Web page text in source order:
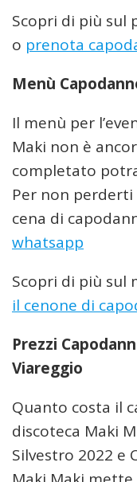
Scopri di più sul
o prenota
Menù
Il menù per
Maki non è
completato
Per non
cena di
whatsapp
Scopri di più sul
il cenone di
Prezzi
Viareggio
Quanto costa il
discoteca Maki
Silvestro 2022 e